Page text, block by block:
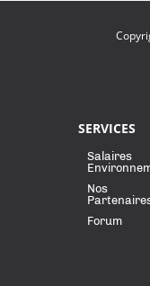
SERVICES
Salaires
Nos
Forum